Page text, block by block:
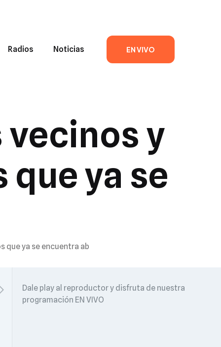
Radios Noticias EN VIVO
y
ya se
que ya se encuentra ab
Dale play al reproductor y disfruta de nuestra
programación EN VIVO